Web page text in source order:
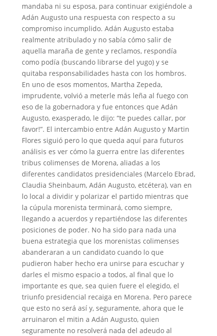
mandaba ni su esposa, para continuar exigiéndole a
Adán Augusto una respuesta con respecto a su
compromiso incumplido. Adán Augusto estaba
realmente atribulado y no sabía cómo salir de
aquella maraña de gente y reclamos, respondía
como podía (buscando librarse del yugo) y se
quitaba responsabilidades hasta con los hombros.
En uno de esos momentos, Martha Zepeda,
imprudente, volvió a meterle más leña al fuego con
eso de la gobernadora y fue entonces que Adán
Augusto, exasperado, le dijo: “te puedes callar, por
favor!”. El intercambio entre Adán Augusto y Martin
Flores siguió pero lo que queda aquí para futuros
análisis es ver cómo la guerra entre las diferentes
tribus colimenses de Morena, aliadas a los
diferentes candidatos presidenciales (Marcelo Ebrad,
Claudia Sheinbaum, Adán Augusto, etcétera), van en
lo local a dividir y polarizar el partido mientras que
la cúpula morenista terminará, como siempre,
llegando a acuerdos y repartiéndose las diferentes
posiciones de poder. No ha sido para nada una
buena estrategia que los morenistas colimenses
abanderaran a un candidato cuando lo que
pudieron haber hecho era unirse para escuchar y
darles el mismo espacio a todos, al final que lo
importante es que, sea quien fuere el elegido, el
triunfo presidencial recaiga en Morena. Pero parece
que esto no será así y, seguramente, ahora que le
arruinaron el mitin a Adán Augusto, quien
seguramente no resolverá nada del adeudo al